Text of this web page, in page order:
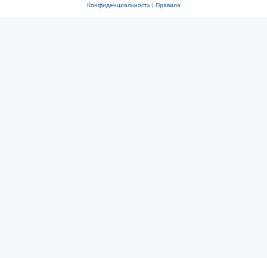
Конфиденциальность| Правила